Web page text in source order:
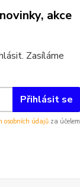
akce
Zasíláme
Přihlásit se
osobních údajů za účelem